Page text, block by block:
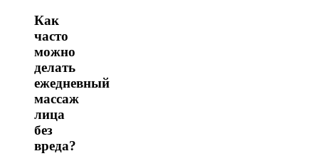
Как
часто
можно
делать
ежедневный
массаж
лица
без
вреда?